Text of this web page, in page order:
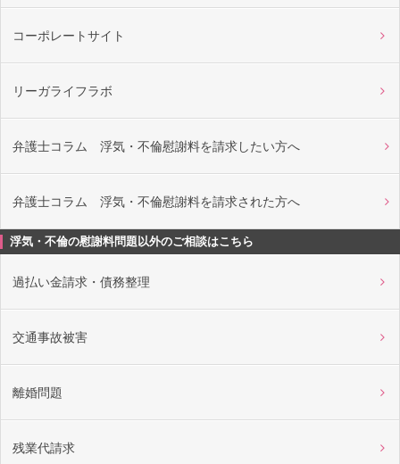
コーポレートサイト
リーガライフラボ
弁護士コラム 浮気・不倫慰謝料を請求したい方へ
弁護士コラム 浮気・不倫慰謝料を請求された方へ
浮気・不倫の慰謝料問題以外のご相談はこちら
過払い金請求・債務整理
交通事故被害
離婚問題
残業代請求